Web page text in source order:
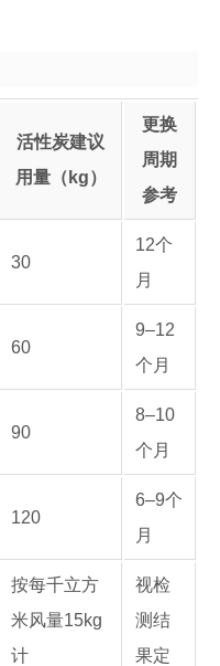
活性炭建议
用量（kg）
更换
周期
参考
30
12个
月
60
9–12
个月
90
8–10
个月
120
6–9个
月
按每千立方
米风量15kg
计
视检
测结
果定